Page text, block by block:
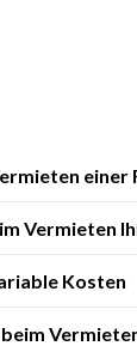
einer
Vermieten
Kosten